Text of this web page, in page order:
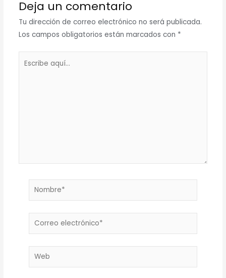
Deja un comentario
Tu dirección de correo electrónico no será publicada.
Los campos obligatorios están marcados con *
Nombre*
Correo
Web